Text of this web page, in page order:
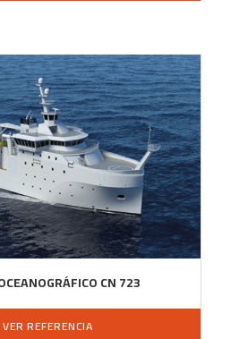
CN 723
VER REFERENCIA